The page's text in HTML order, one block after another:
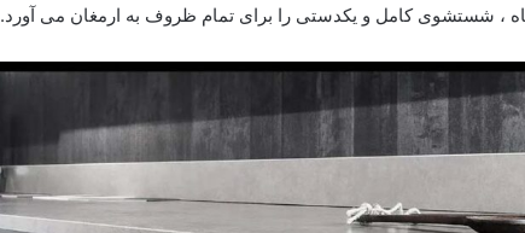
شستشوی کامل و یکدستی را برای تمام ظروف به ارمغان می آورد.